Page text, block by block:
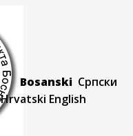
Bosanski Српски
Hrvatski English